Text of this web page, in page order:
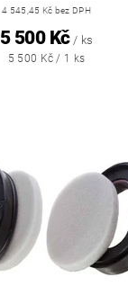
4 545,45 Kč bez DPH
5 500 Kč / ks
5 500 Kč / 1 ks